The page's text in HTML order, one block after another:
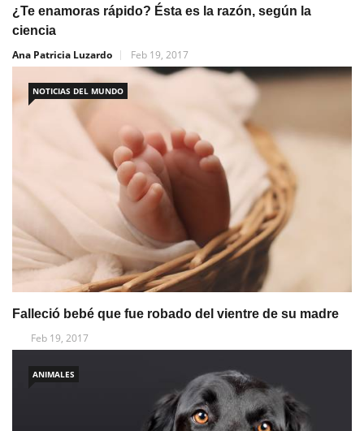
¿Te enamoras rápido? Ésta es la razón, según la
ciencia
Ana Patricia Luzardo
Feb 19, 2017
NOTICIAS DEL MUNDO
Falleció bebé que fue robado del vientre de su madre
Feb 19, 2017
ANIMALES